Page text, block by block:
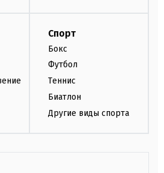
Спорт
Бокс
Футбол
Теннис
Биатлон
Другие виды спорта